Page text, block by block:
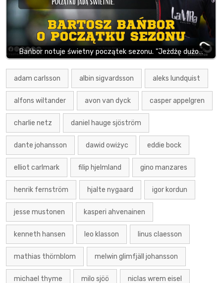
Bańbor notuje świetny początek sezonu. "Jeżdżę dużo…
adam carlsson albin sigvardsson aleks lundquist
alfons wiltander avon van dyck casper appelgren
charlie netz daniel hauge sjöström
dante johansson dawid owiżyc eddie bock
elliot carlmark filip hjelmland gino manzares
henrik fernström hjalte nygaard igor kordun
jesse mustonen kasperi ahvenainen
kenneth hansen leo klasson linus claesson
mathias thörnblom melwin glimfjäll johansson
michael thyme milo sjöö niclas wrem eisel